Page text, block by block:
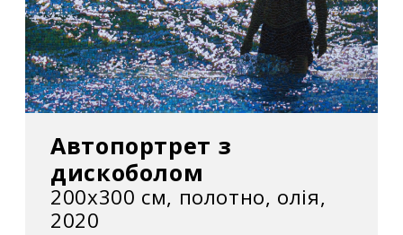
Автопортрет з
дискоболом
200х300 см, полотно, олія,
2020